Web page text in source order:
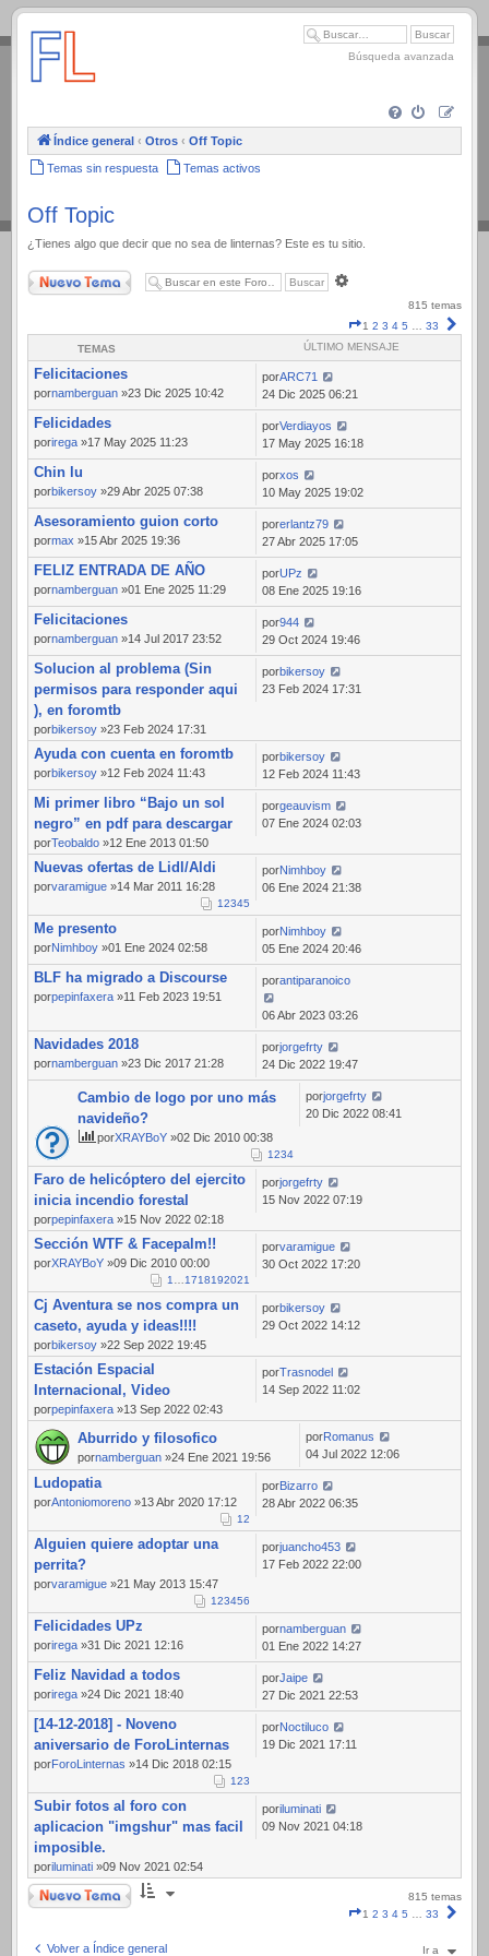
.
Búsqueda avanzada
Índice general ‹ Otros ‹ Off Topic
Temas sin respuesta Temas activos
Off Topic
¿Tienes algo que decir que no sea de linternas? Este es tu sitio.
Nuevo Tema
815 temas
Página
1
1 2 3 4 5 … 33
TEMAS ÚLTIMO MENSAJE
Felicitaciones
pornamberguan »23 Dic 2025 10:42
porARC71
24 Dic 2025 06:21
Felicidades
porirega »17 May 2025 11:23
porVerdiayos
17 May 2025 16:18
Chin lu
porbikersoy »29 Abr 2025 07:38
porxos
10 May 2025 19:02
Asesoramiento guion corto
pormax »15 Abr 2025 19:36
porerlantz79
27 Abr 2025 17:05
FELIZ ENTRADA DE AÑO
pornamberguan »01 Ene 2025 11:29
porUPz
08 Ene 2025 19:16
Felicitaciones
pornamberguan »14 Jul 2017 23:52
por944
29 Oct 2024 19:46
Solucion al problema (Sin
permisos para responder aqui
), en foromtb
porbikersoy »23 Feb 2024 17:31
porbikersoy
23 Feb 2024 17:31
Ayuda con cuenta en foromtb
porbikersoy »12 Feb 2024 11:43
porbikersoy
12 Feb 2024 11:43
Mi primer libro “Bajo un sol
negro” en pdf para descargar
porTeobaldo »12 Ene 2013 01:50
porgeauvism
07 Ene 2024 02:03
Nuevas ofertas de Lidl/Aldi
porvaramigue »14 Mar 2011 16:28
12345
porNimhboy
06 Ene 2024 21:38
Me presento
porNimhboy »01 Ene 2024 02:58
porNimhboy
05 Ene 2024 20:46
BLF ha migrado a Discourse
porpepinfaxera »11 Feb 2023 19:51
porantiparanoico
06 Abr 2023 03:26
Navidades 2018
pornamberguan »23 Dic 2017 21:28
porjorgefrty
24 Dic 2022 19:47
Cambio de logo por uno más
navideño?
porXRAYBoY »02 Dic 2010 00:38
1234
porjorgefrty
20 Dic 2022 08:41
Faro de helicóptero del ejercito
inicia incendio forestal
porpepinfaxera »15 Nov 2022 02:18
porjorgefrty
15 Nov 2022 07:19
Sección WTF & Facepalm!!
porXRAYBoY »09 Dic 2010 00:00
1…1718192021
porvaramigue
30 Oct 2022 17:20
Cj Aventura se nos compra un
caseto, ayuda y ideas!!!!
porbikersoy »22 Sep 2022 19:45
porbikersoy
29 Oct 2022 14:12
Estación Espacial
Internacional, Video
porpepinfaxera »13 Sep 2022 02:43
porTrasnodel
14 Sep 2022 11:02
Aburrido y filosofico
pornamberguan »24 Ene 2021 19:56
porRomanus
04 Jul 2022 12:06
Ludopatia
porAntoniomoreno »13 Abr 2020 17:12
12
porBizarro
28 Abr 2022 06:35
Alguien quiere adoptar una
perrita?
porvaramigue »21 May 2013 15:47
123456
porjuancho453
17 Feb 2022 22:00
Felicidades UPz
porirega »31 Dic 2021 12:16
pornamberguan
01 Ene 2022 14:27
Feliz Navidad a todos
porirega »24 Dic 2021 18:40
porJaipe
27 Dic 2021 22:53
[14-12-2018] - Noveno
aniversario de ForoLinternas
porForoLinternas »14 Dic 2018 02:15
123
porNoctiluco
19 Dic 2021 17:11
Subir fotos al foro con
aplicacion "imgshur" mas facil
imposible.
poriluminati »09 Nov 2021 02:54
poriluminati
09 Nov 2021 04:18
Nuevo Tema
815 temas
Página
1 2 3 4 5 … 33
Volver a Índice general Ir a